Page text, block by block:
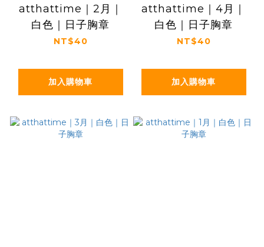
atthattime｜2月｜
白色｜日子胸章
NT$40
加入購物車
atthattime｜4月｜
白色｜日子胸章
NT$40
加入購物車